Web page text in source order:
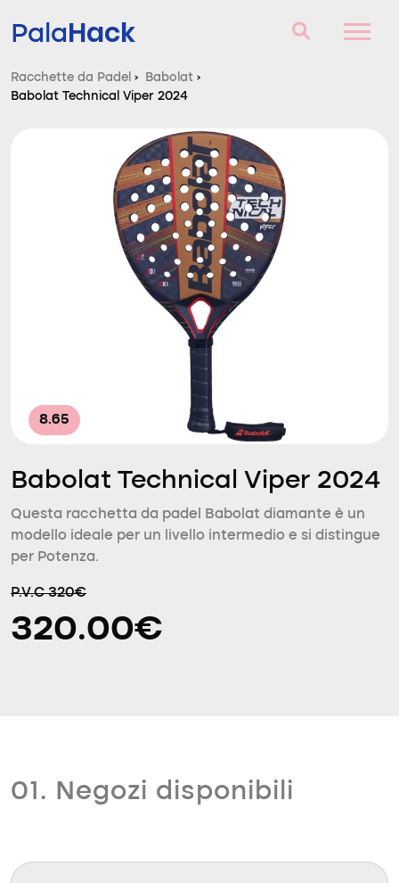
PalaHack
Racchette da Padel
Domande e risposte
Comparatore
Racchette da Padel › Babolat ›
Babolat Technical Viper 2024
8.65
Babolat Technical Viper 2024
Questa racchetta da padel Babolat diamante è un
modello ideale per un livello intermedio e si distingue
per Potenza.
P.V.C 320€
320.00€
01. Negozi disponibili